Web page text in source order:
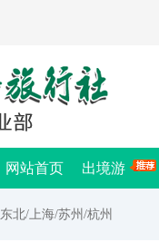
网站首页 出境游
东北/上海/苏州/杭州